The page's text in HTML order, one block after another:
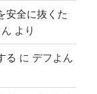
安全に抜くた
より
る に デフよん